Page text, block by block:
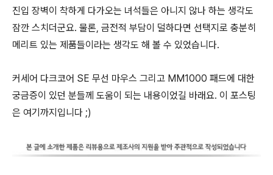
진입 장벽이 착하게 다가오는 녀석들은 아니지 않나 하는 생각도
잠깐 스치더군요. 물론, 금전적 부담이 덜하다면 선택지로 충분히
메리트 있는 제품들이라는 생각도 해 볼 수 있었습니다.
커세어 다크코어 SE 무선 마우스 그리고 MM1000 패드에 대한
궁금증이 있던 분들께 도움이 되는 내용이었길 바래요. 이 포스팅
은 여기까지입니다 ;)